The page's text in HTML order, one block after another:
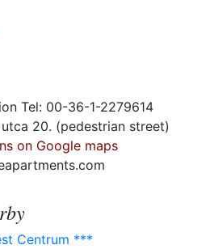
Tel: 00-36-1-2279614
20. (pedestrian street)
on Google maps
Centrum ***